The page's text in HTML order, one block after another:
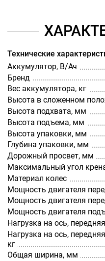
Технические
Аккумулятор, В/Ач
Бренд
Вес аккумулятора, кг
Высота в сложенном
Высота подхвата, мм
Высота подъема, мм
Высота упаковки, мм
Глубина упаковки, мм
Дорожный просвет, мм
Максимальный угол
Материал колес
Мощность двигателя
Мощность двигателя
Мощность двигателя
Нагрузка на ось,
Нагрузка на ось,
кг
Общая ширина, мм